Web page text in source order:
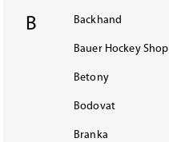
B Backhand
Bauer Hockey Shop
Betony
Bodovat
Branka